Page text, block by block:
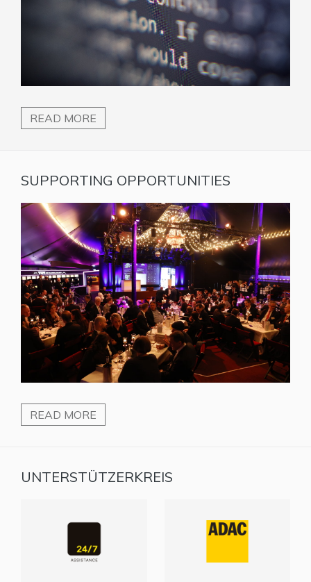
READ MORE
SUPPORTING OPPORTUNITIES
READ MORE
UNTERSTÜTZERKREIS